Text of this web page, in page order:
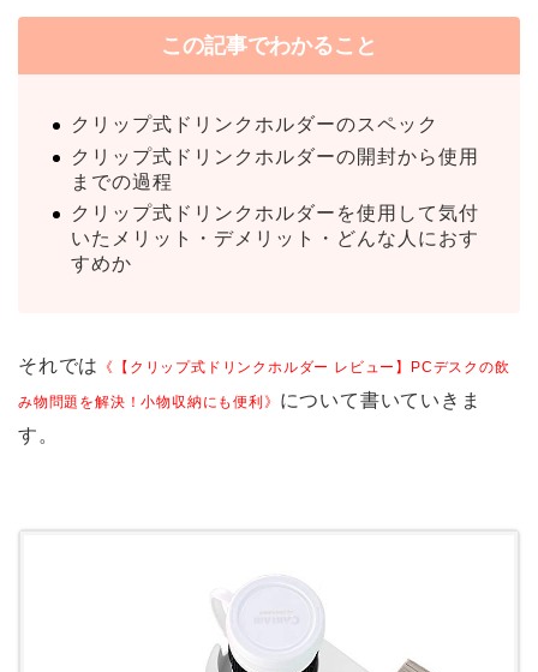
この記事でわかること
クリップ式ドリンクホルダーのスペック
クリップ式ドリンクホルダーの開封から使用
までの過程
クリップ式ドリンクホルダーを使用して気付
いたメリット・デメリット・どんな人におす
すめか
それでは 《【クリップ式ドリンクホルダー レビュー】PCデスクの飲
み物問題を解決！小物収納にも便利》 について書いていきま
す。